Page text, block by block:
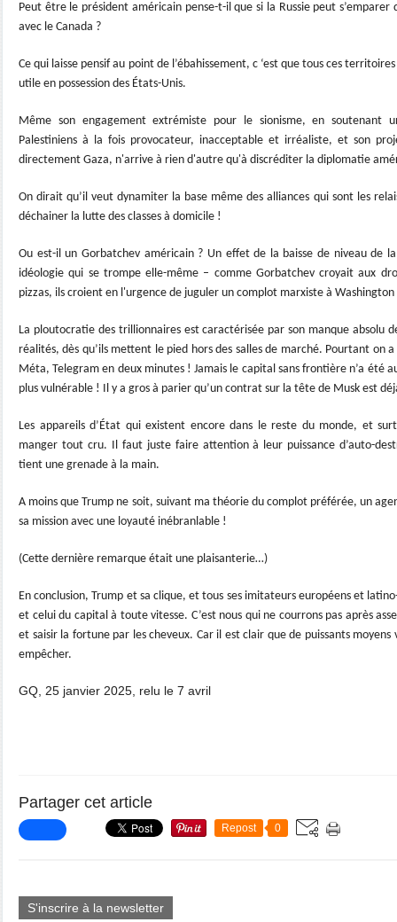
Peut être le président américain pense-t-il que si la Russie peut
avec le Canada ?
Ce qui laisse pensif au point de l’ébahissement, c ‘est que tous ces
utile en possession des États-Unis.
Même son engagement extrémiste pour le sionisme, en soutenant
Palestiniens à la fois provocateur, inacceptable et irréaliste, et son
directement Gaza, n'arrive à rien d'autre qu'à discréditer la diplomatie
On dirait qu’il veut dynamiter la base même des alliances qui sont les
déchainer la lutte des classes à domicile !
Ou est-il un Gorbatchev américain ? Un effet de la baisse de niveau de
idéologie qui se trompe elle-même – comme Gorbatchev croyait aux
pizzas, ils croient en l'urgence de juguler un complot marxiste à Washington
La ploutocratie des trillionnaires est caractérisée par son manque absolu
réalités, dès qu’ils mettent le pied hors des salles de marché. Pourtant on
Méta, Telegram en deux minutes ! Jamais le capital sans frontière n’a été
plus vulnérable ! Il y a gros à parier qu’un contrat sur la tête de Musk est
Les appareils d’État qui existent encore dans le reste du monde, et
manger tout cru. Il faut juste faire attention à leur puissance d’auto-
tient une grenade à la main.
A moins que Trump ne soit, suivant ma théorie du complot préférée, un
sa mission avec une loyauté inébranlable !
(Cette dernière remarque était une plaisanterie…)
En conclusion, Trump et sa clique, et tous ses imitateurs européens et
et celui du capital à toute vitesse. C’est nous qui ne courrons pas après
et saisir la fortune par les cheveux. Car il est clair que de puissants
empêcher.
GQ, 25 janvier 2025, relu le 7 avril
Partager cet article
Repost 0
S'inscrire à la newsletter